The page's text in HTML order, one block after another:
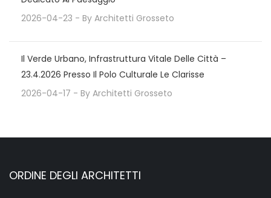
2026-04-23 - By Architetti Grosseto
Il Verde Urbano, Infrastruttura Vitale Delle Città –
23.4.2026 Presso Il Polo Culturale Le Clarisse
2026-04-17 - By Architetti Grosseto
ORDINE DEGLI ARCHITETTI